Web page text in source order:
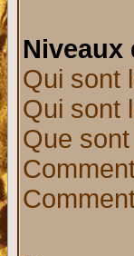
Niveaux
Qui sont
Qui sont
Que